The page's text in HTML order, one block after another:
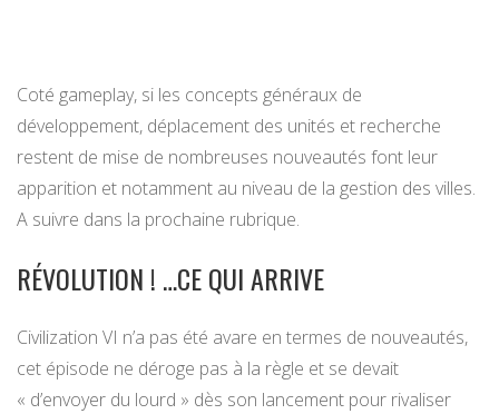
Coté gameplay, si les concepts généraux de
développement, déplacement des unités et recherche
restent de mise de nombreuses nouveautés font leur
apparition et notamment au niveau de la gestion des villes.
A suivre dans la prochaine rubrique.
RÉVOLUTION ! …CE QUI ARRIVE
Civilization VI n’a pas été avare en termes de nouveautés,
cet épisode ne déroge pas à la règle et se devait
« d’envoyer du lourd » dès son lancement pour rivaliser